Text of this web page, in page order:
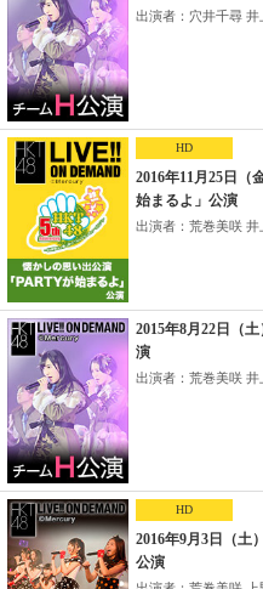
出演者：穴井千尋 井
HD
2016年11月25日（
始まるよ」公演
出演者：荒巻美咲 井
2015年8月22日（
演
出演者：荒巻美咲 井
HD
2016年9月3日（土
公演